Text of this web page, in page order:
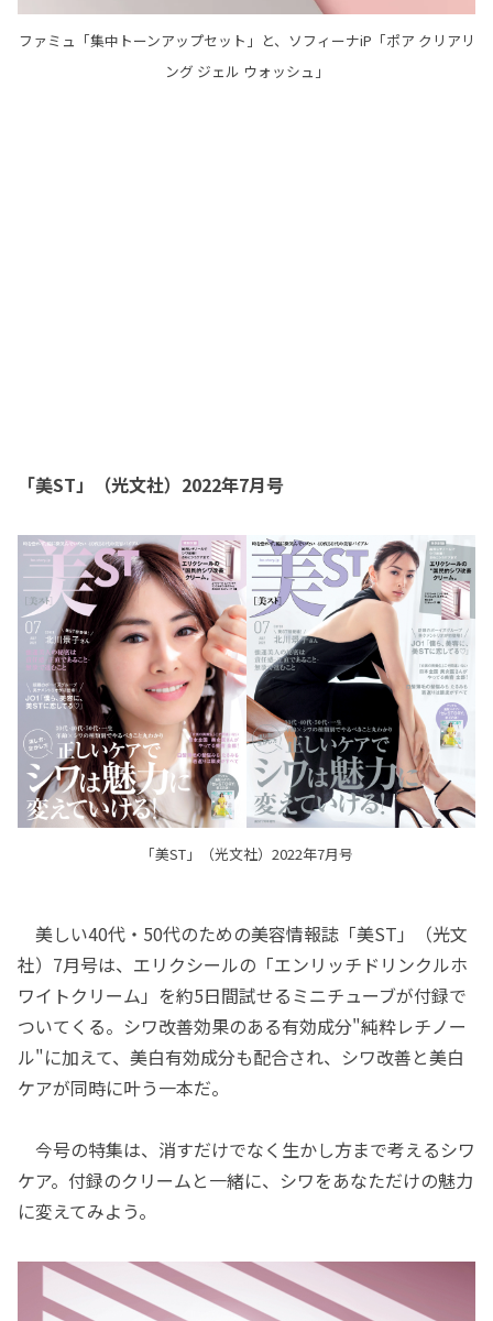
ファミュ「集中トーンアップセット」と、ソフィーナiP「ポア クリアリ
ング ジェル ウォッシュ」
「美ST」（光文社）2022年7月号
「美ST」（光文社）2022年7月号
美しい40代・50代のための美容情報誌「美ST」（光文
社）7月号は、エリクシールの「エンリッチドリンクルホ
ワイトクリーム」を約5日間試せるミニチューブが付録で
ついてくる。シワ改善効果のある有効成分"純粋レチノー
ル"に加えて、美白有効成分も配合され、シワ改善と美白
ケアが同時に叶う一本だ。
今号の特集は、消すだけでなく生かし方まで考えるシワ
ケア。付録のクリームと一緒に、シワをあなただけの魅力
に変えてみよう。